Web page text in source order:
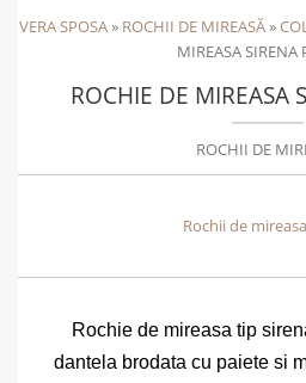
VERA SPOSA» ROCHII DE MIREASĂ»
MIREASA SIRENA
ROCHIE DE MIREASA
ROCHII DE
Rochii de
Rochie de mireasa tip
dantela brodata cu paiete si